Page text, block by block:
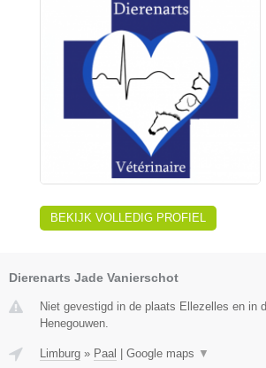
BEKIJK VOLLEDIG PROFIEL
Dierenarts Jade Vanierschot
Niet gevestigd in de plaats Ellezelles en in
Henegouwen.
Limburg » Paal Google maps ▼